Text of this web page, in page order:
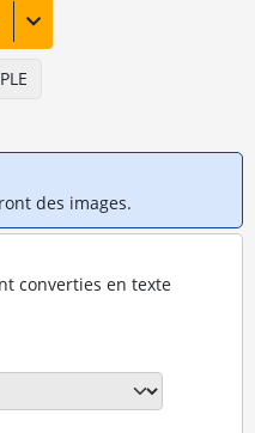
des images.
converties en texte